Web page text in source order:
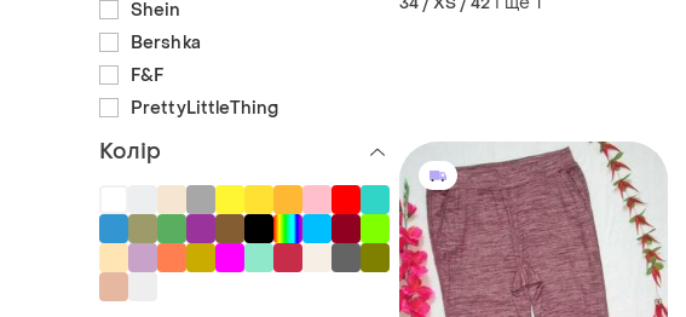
Shein
Bershka
F&F
PrettyLittleThing
Колір